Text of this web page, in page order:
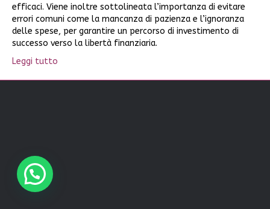
efficaci. Viene inoltre sottolineata l’importanza di evitare
errori comuni come la mancanza di pazienza e l’ignoranza
delle spese, per garantire un percorso di investimento di
successo verso la libertà finanziaria.
Leggi tutto